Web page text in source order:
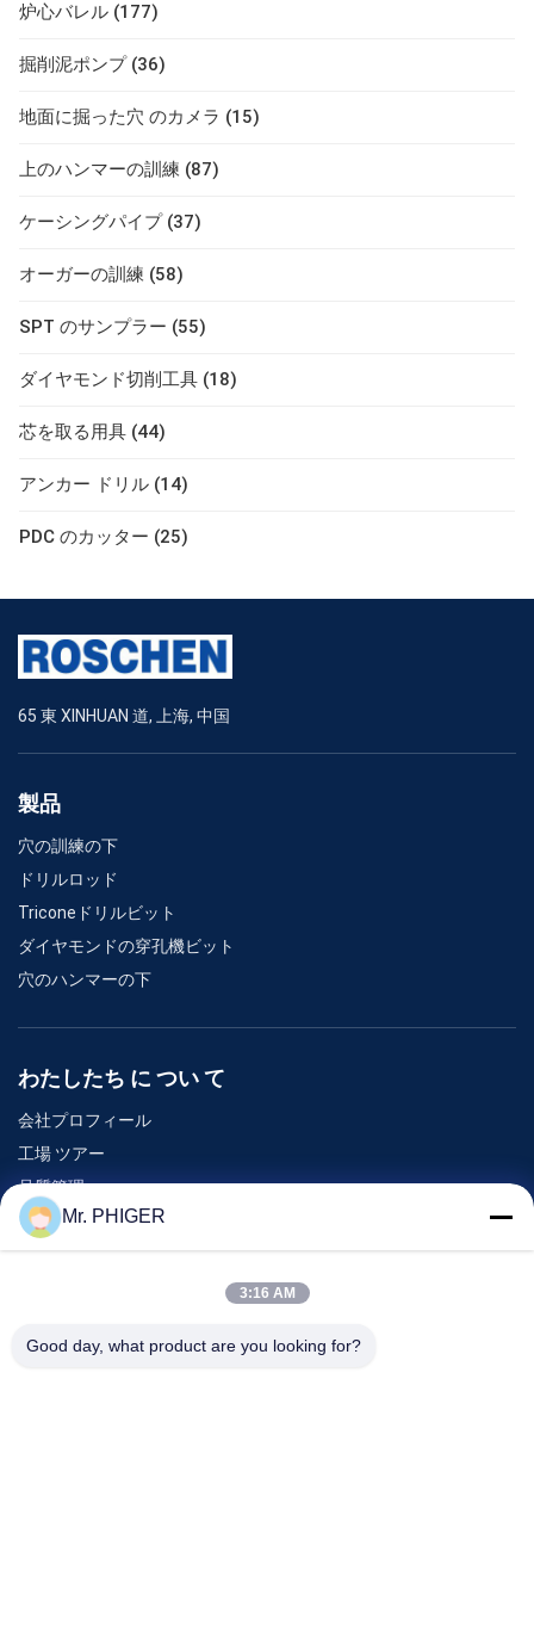
炉心バレル (177)
掘削泥ポンプ (36)
地面に掘った穴 のカメラ (15)
上のハンマーの訓練 (87)
ケーシングパイプ (37)
オーガーの訓練 (58)
SPT のサンプラー (55)
ダイヤモンド切削工具 (18)
芯を取る用具 (44)
アンカー ドリル (14)
PDC のカッター (25)
65 東 XINHUAN 道, 上海, 中国
製品
穴の訓練の下
ドリルロッド
Triconeドリルビット
ダイヤモンドの穿孔機ビット
穴のハンマーの下
わたしたち に つい て
会社プロフィール
工場 ツアー
品質管理
地図
連絡 ください
イベント
Mr. PHIGER
3:16 AM
Good day, what product are you looking for?